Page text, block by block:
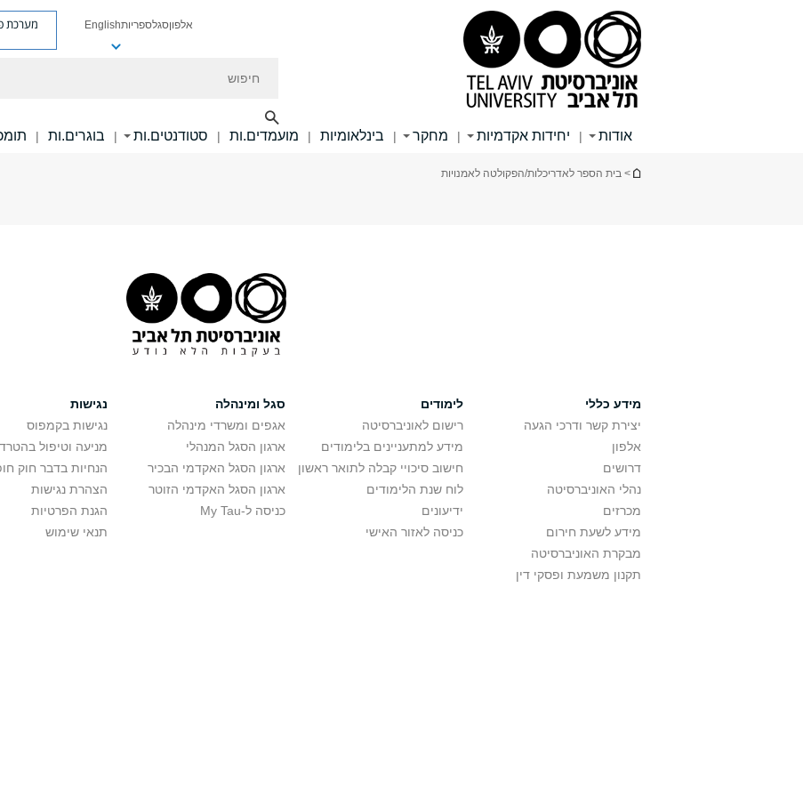
אלפוןסגלספריותEnglish מערכת
אודות | יחידות אקדמיות | מחקר | בינלאומיות | מועמדים.ות | סטודנטים.ות | בוגרים.ות |
הינך נמצא כאן
> בית הספר לאדריכלות/הפקולטה לאמנויות
מידע כללי
יצירת קשר ודרכי הגעה
אלפון
דרושים
נהלי האוניברסיטה
מכרזים
מידע לשעת חירום
מבקרת האוניברסיטה
תקנון משמעת ופסקי דין
לימודים
רישום לאוניברסיטה
מידע למתעניינים בלימודים
חישוב סיכויי קבלה לתואר ראשון
לוח שנת הלימודים
ידיעונים
כניסה לאזור האישי
סגל ומינהלה
אגפים ומשרדי מינהלה
ארגון הסגל המנהלי
ארגון הסגל האקדמי הבכיר
ארגון הסגל האקדמי הזוטר
כניסה ל-My Tau
נגישות
נגישות בקמפוס
מניעה וטיפול
הנחיות בדבר חוק
הצהרת נגישות
הגנת הפרטיות
תנאי שימוש